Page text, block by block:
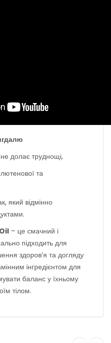
долає труднощі,
та
який відмінно
– це смачний і
підходить для
здоров’я та догляду
інгредієнтом для
баланс у їхньому
тілом.